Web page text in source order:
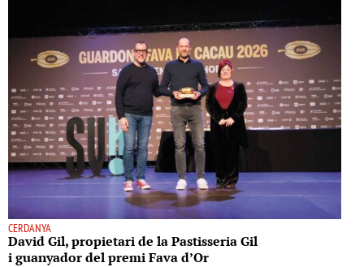
CERDANYA
David Gil, propietari de la Pastisseria Gil
i guanyador del premi Fava d’Or